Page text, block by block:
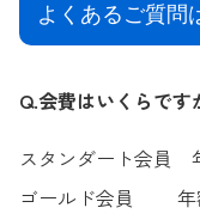
よくあるご質問
Q.会費はいくらです
スタンダート会員
ゴールド会員 年